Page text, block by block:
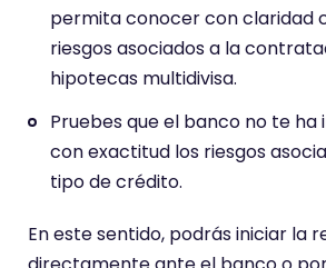
permita conocer con claridad
riesgos asociados a la
hipotecas multidivisa.
Pruebes que el banco no te ha
con exactitud los riesgos
tipo de crédito.
En este sentido, podrás iniciar la